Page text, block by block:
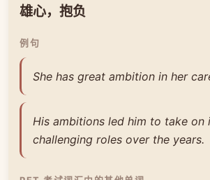
雄心，抱负
例句
She has great ambition in her
His ambitions led him to take on
challenging roles over the years.